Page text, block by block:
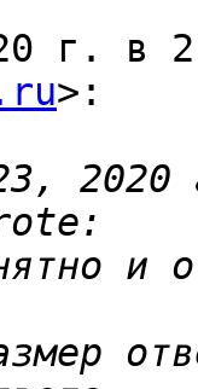
г. в
>:
2020
и